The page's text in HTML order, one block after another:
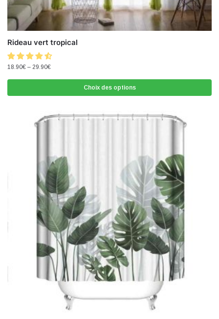
Rideau vert tropical
18.90€ – 29.90€
Choix des options